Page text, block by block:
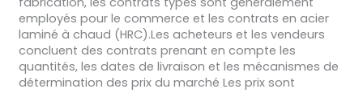
employés pour le commerce et les contrats en acier
laminé à chaud (HRC).Les acheteurs et les vendeurs
concluent des contrats prenant en compte les
quantités, les dates de livraison et les mécanismes de
détermination des prix du marché Les prix sont